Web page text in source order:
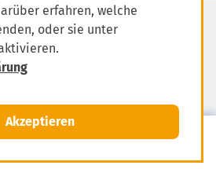
MENÜ
Datenschutz
Impressum
erfahren, welche
oder sie unter
Akzeptieren